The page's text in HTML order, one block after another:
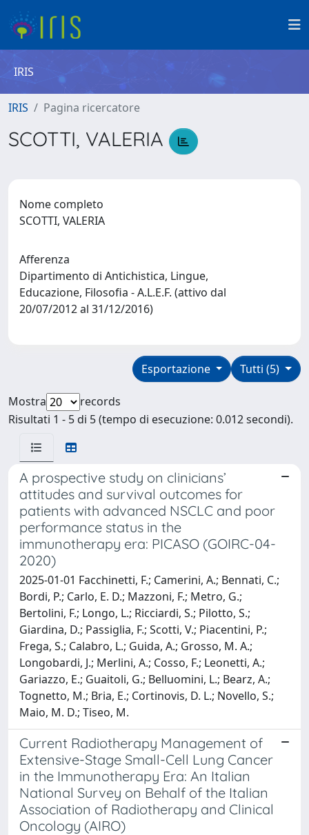
IRIS
IRIS Pagina ricercatore
SCOTTI, VALERIA
Nome completo
SCOTTI, VALERIA
Afferenza
Dipartimento di Antichistica, Lingue,
Educazione, Filosofia - A.L.E.F. (attivo dal
20/07/2012 al 31/12/2016)
Tutti (5)
Esportazione
Mostra
records
Risultati 1 - 5 di 5 (tempo di esecuzione: 0.012 secondi).
A prospective study on clinicians’
attitudes and survival outcomes for
patients with advanced NSCLC and poor
performance status in the
immunotherapy era: PICASO (GOIRC-04-
2020)
2025-01-01 Facchinetti, F.; Camerini, A.; Bennati, C.;
Bordi, P.; Carlo, E. D.; Mazzoni, F.; Metro, G.;
Bertolini, F.; Longo, L.; Ricciardi, S.; Pilotto, S.;
Giardina, D.; Passiglia, F.; Scotti, V.; Piacentini, P.;
Frega, S.; Calabro, L.; Guida, A.; Grosso, M. A.;
Longobardi, J.; Merlini, A.; Cosso, F.; Leonetti, A.;
Gariazzo, E.; Guaitoli, G.; Belluomini, L.; Bearz, A.;
Tognetto, M.; Bria, E.; Cortinovis, D. L.; Novello, S.;
Maio, M. D.; Tiseo, M.
Current Radiotherapy Management of
Extensive-Stage Small-Cell Lung Cancer
in the Immunotherapy Era: An Italian
National Survey on Behalf of the Italian
Association of Radiotherapy and Clinical
Oncology (AIRO)